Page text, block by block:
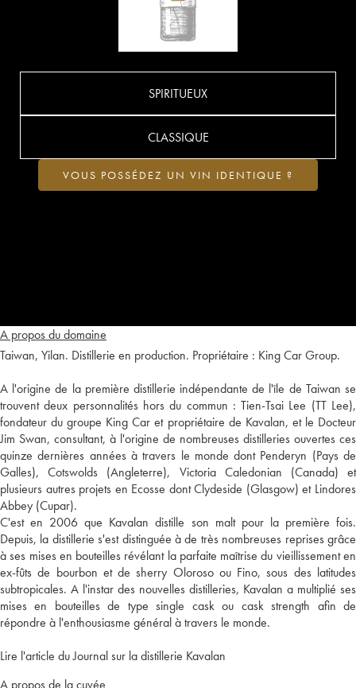
A propos du domaine
Taiwan, Yilan. Distillerie en production. Propriétaire : King Car Group.
A l'origine de la première distillerie indépendante de l'île de Taiwan se
trouvent deux personnalités hors du commun : Tien-Tsai Lee (TT Lee),
fondateur du groupe King Car et propriétaire de Kavalan, et le Docteur
Jim Swan, consultant, à l'origine de nombreuses distilleries ouvertes ces
quinze dernières années à travers le monde dont Penderyn (Pays de
Galles), Cotswolds (Angleterre), Victoria Caledonian (Canada) et
plusieurs autres projets en Ecosse dont Clydeside (Glasgow) et Lindores
Abbey (Cupar).
C'est en 2006 que Kavalan distille son malt pour la première fois.
Depuis, la distillerie s'est distinguée à de très nombreuses reprises grâce
à ses mises en bouteilles révélant la parfaite maîtrise du vieillissement en
ex-fûts de bourbon et de sherry Oloroso ou Fino, sous des latitudes
subtropicales. A l'instar des nouvelles distilleries, Kavalan a multiplié ses
mises en bouteilles de type single cask ou cask strength afin de
répondre à l'enthousiasme général à travers le monde.
Lire l'article du Journal sur la distillerie Kavalan
A propos de la cuvée
SPIRITUEUX
CLASSIQUE
VOUS POSSÉDEZ UN VIN IDENTIQUE ?